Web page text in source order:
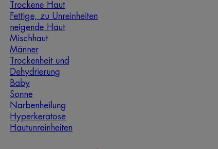
Trockene Haut
Fettige, zu Unreinheiten
neigende Haut
Mischhaut
Männer
Trockenheit und
Dehydrierung
Baby
Sonne
Narbenheilung
Hyperkeratose
Hautunreinheiten